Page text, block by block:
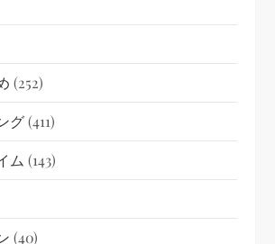
(252)
グ(411)
ム (143)
(40)